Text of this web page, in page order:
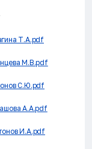
Т.А.pdf
М.В.pdf
С.Ю.pdf
А.А.pdf
И.А.pdf